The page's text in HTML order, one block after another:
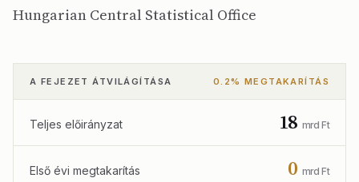
Hungarian Central Statistical Office
A FEJEZET ÁTVILÁGÍTÁSA 0.2% MEGTAKARÍTÁS
Teljes előirányzat 18 mrd Ft
Első évi megtakarítás 0 mrd Ft